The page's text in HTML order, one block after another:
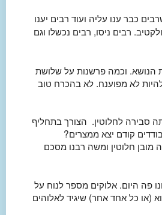
כבר ענו עליה ועוד רבים יענו
רבים ניסו, רבים נכשלו וגם
הנושא. וכמה פרשנות על שלושת
לא מפוענח. לא בהכרח טוב
סבירה לחלוטין. הצורך בתחליף
קודם יצא ממצרים?
מובן חלוטין ומשה רבנו מסכם
פה היום. אלוקים מספר לנוח על
(או כל אחד אחר) שיגיד לאלוהים